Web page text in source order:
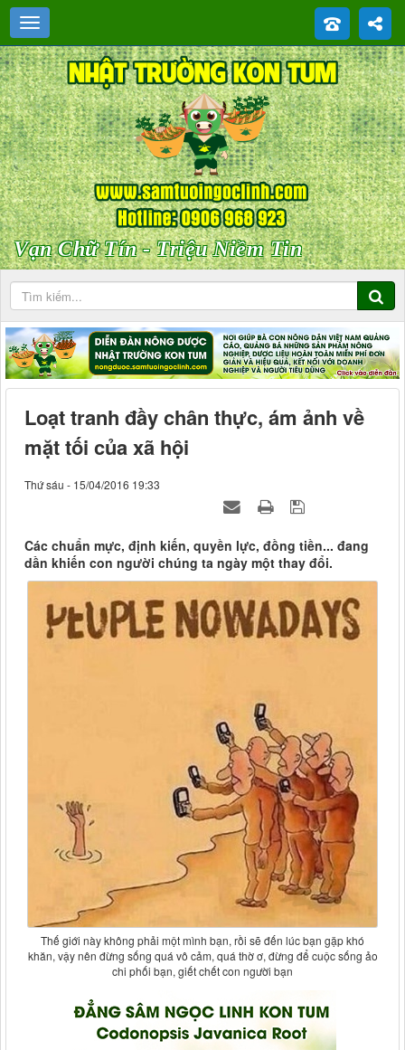
Vạn Chữ Tín - Triệu Niềm Tin
Loạt tranh đầy chân thực, ám ảnh về
mặt tối của xã hội
Thứ sáu - 15/04/2016 19:33
Các chuẩn mực, định kiến, quyền lực, đồng tiền... đang
dần khiến con người chúng ta ngày một thay đổi.
Thế giới này không phải một mình bạn, rồi sẽ đến lúc bạn gặp khó
khăn, vậy nên đừng sống quá vô cảm, quá thờ ơ, đừng để cuộc sống ảo
chi phối bạn, giết chết con người bạn